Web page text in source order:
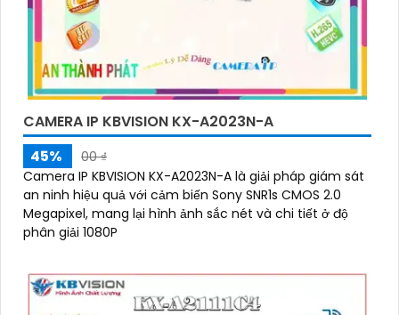
CAMERA IP KBVISION KX-A2023N-A
45%
00 ₫
Camera IP KBVISION KX-A2023N-A là giải pháp giám sát
an ninh hiệu quả với cảm biến Sony SNR1s CMOS 2.0
Megapixel, mang lại hình ảnh sắc nét và chi tiết ở độ
phân giải 1080P